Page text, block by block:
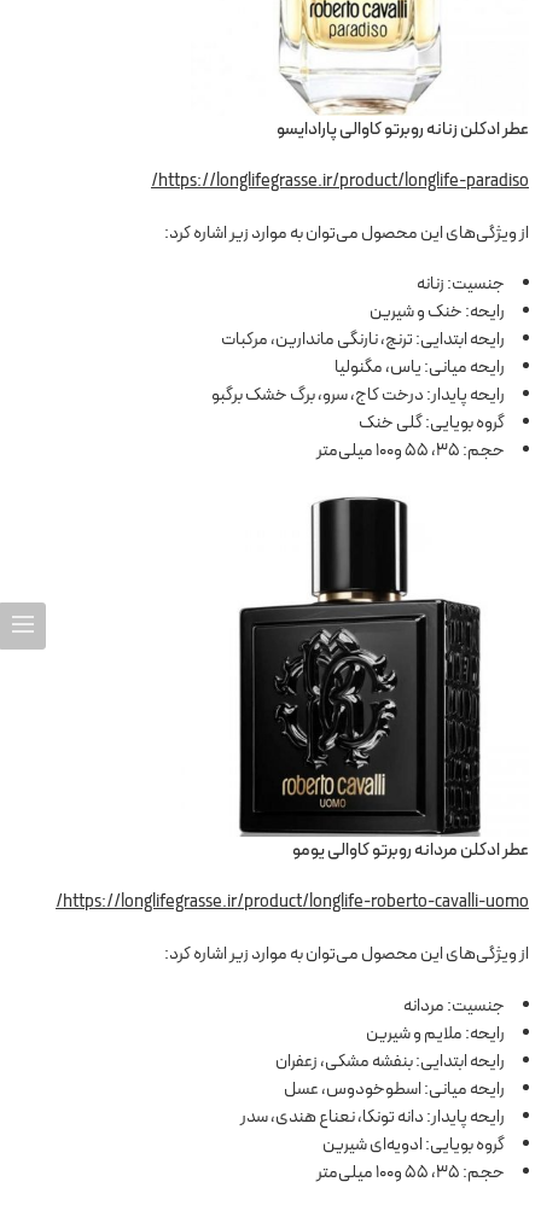
عطر ادکلن زنانه روبرتو کاوالی پارادایسو
https://longlifegrasse.ir/product/longlife-paradiso/
از ویژگی‌های این محصول می‌توان به موارد زیر اشاره کرد:
جنسیت: زنانه
رایحه: خنک و شیرین
رایحه ابتدایی: ترنج، نارنگی ماندارین، مرکبات
رایحه میانی: یاس، مگنولیا
رایحه پایدار: درخت کاج، سرو، برگ خشک برگبو
گروه بویایی: گلی خنک
حجم: 35، 55 و100 میلی‌متر
عطر ادکلن مردانه روبرتو کاوالی یومو
https://longlifegrasse.ir/product/longlife-roberto-cavalli-uomo/
از ویژگی‌های این محصول می‌توان به موارد زیر اشاره کرد:
جنسیت: مردانه
رایحه: ملایم و شیرین
رایحه ابتدایی: بنفشه مشکی، زعفران
رایحه میانی: اسطوخودوس، عسل
رایحه پایدار: دانه تونکا، نعناع هندی، سدر
گروه بویایی: ادویه‌ای شیرین
حجم: 35، 55 و100 میلی‌متر